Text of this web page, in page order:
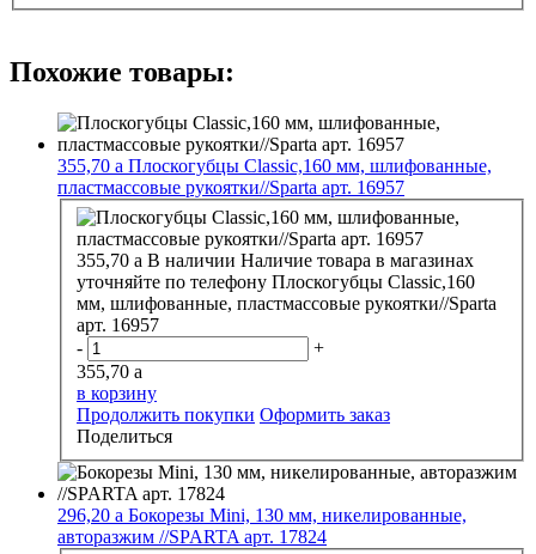
Похожие товары:
355,70 a Плоскогубцы Classic,160 мм, шлифованные,
пластмассовые рукоятки//Sparta арт. 16957
355,70 a В наличии Наличие товара в магазинах
уточняйте по телефону Плоскогубцы Classic,160
мм, шлифованные, пластмассовые рукоятки//Sparta
арт. 16957
-
+
355,70 a
в корзину
Продолжить покупки Оформить заказ
Поделиться
296,20 a Бокорезы Mini, 130 мм, никелированные,
авторазжим //SPARTA арт. 17824